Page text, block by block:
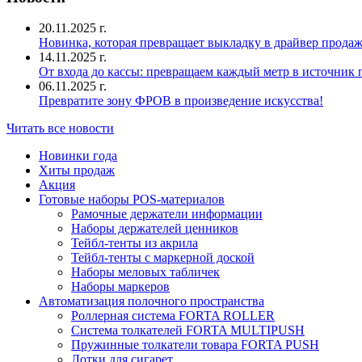
20.11.2025 г.
Новинка, которая превращает выкладку в драйвер
14.11.2025 г.
От входа до кассы: превращаем каждый метр в источник
06.11.2025 г.
Превратите зону ФРОВ в произведение искусства!
Читать все новости
Новинки года
Хиты продаж
Акция
Готовые наборы POS-материалов
Рамочные держатели информации
Наборы держателей ценников
Тейбл-тенты из акрила
Тейбл-тенты с маркерной доской
Наборы меловых табличек
Наборы маркеров
Автоматизация полочного пространства
Роллерная система FORTA ROLLER
Система толкателей FORTA MULTIPUSH
Пружинные толкатели товара FORTA PUSH